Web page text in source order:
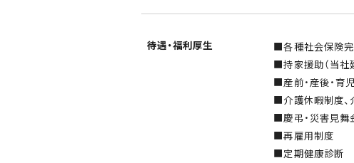
待遇・福利厚生
■各種社会保険
■持家援助（当社
■産前・産後・育
■介護休暇制度、
■慶弔・災害見舞
■再雇用制度
■定期健康診断